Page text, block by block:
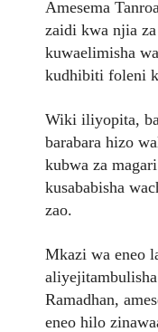
Amesema
zaidi kwa njia
kuwaelimisha
kudhibiti foleni
Wiki iliyopita,
barabara hizo
kubwa za
kusababisha
zao.
Mkazi wa eneo
Ramadhan,
eneo hilo